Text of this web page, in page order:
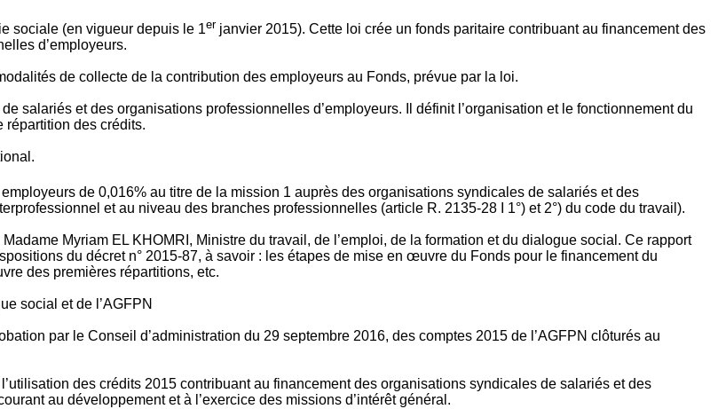
sociale (en vigueur depuis le 1er janvier 2015). Cette loi crée un fonds paritaire contribuant au financement des
d’employeurs.
de collecte de la contribution des employeurs au Fonds, prévue par la loi.
salariés et des organisations professionnelles d’employeurs. Il définit l’organisation et le fonctionnement du
répartition des crédits.
de 0,016% au titre de la mission 1 auprès des organisations syndicales de salariés et des
et au niveau des branches professionnelles (article R. 2135‐28 I 1°) et 2°) du code du travail).
Myriam EL KHOMRI, Ministre du travail, de l’emploi, de la formation et du dialogue social. Ce rapport
du décret n° 2015-87, à savoir : les étapes de mise en œuvre du Fonds pour le financement du
des premières répartitions, etc.
social et de l’AGFPN
par le Conseil d’administration du 29 septembre 2016, des comptes 2015 de l’AGFPN clôturés au
des crédits 2015 contribuant au financement des organisations syndicales de salariés et des
au développement et à l’exercice des missions d’intérêt général.